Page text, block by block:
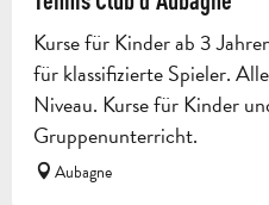
Kurse für Kinder ab 3
für klassifizierte Spieler. Alle
Niveau. Kurse für Kinder
Gruppenunterricht.
Aubagne